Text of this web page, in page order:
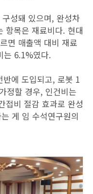
성돼 있으며, 완성차
항목은 재료비다. 현대
면 매출액 대비 재료
는 6.1%였다.
에 도입되고, 로봇 1
정할 경우, 인건비는
접비 절감 효과로 완성
게 임 수석연구원의